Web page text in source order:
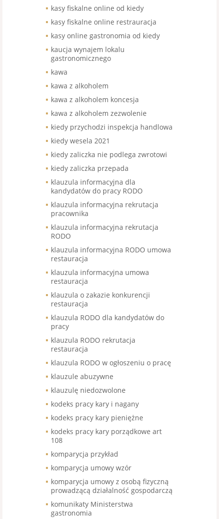
kasy fiskalne online od kiedy
kasy fiskalne online restrauracja
kasy online gastronomia od kiedy
kaucja wynajem lokalu
gastronomicznego
kawa
kawa z alkoholem
kawa z alkoholem koncesja
kawa z alkoholem zezwolenie
kiedy przychodzi inspekcja handlowa
kiedy wesela 2021
kiedy zaliczka nie podlega zwrotowi
kiedy zaliczka przepada
klauzula informacyjna dla
kandydatów do pracy RODO
klauzula informacyjna rekrutacja
pracownika
klauzula informacyjna rekrutacja
RODO
klauzula informacyjna RODO umowa
restauracja
klauzula informacyjna umowa
restauracja
klauzula o zakazie konkurencji
restauracja
klauzula RODO dla kandydatów do
pracy
klauzula RODO rekrutacja
restauracja
klauzula RODO w ogłoszeniu o pracę
klauzule abuzywne
klauzulę niedozwolone
kodeks pracy kary i nagany
kodeks pracy kary pieniężne
kodeks pracy kary porządkowe art
108
komparycja przykład
komparycja umowy wzór
komparycja umowy z osobą fizyczną
prowadzącą działalność gospodarczą
komunikaty Ministerstwa
gastronomia